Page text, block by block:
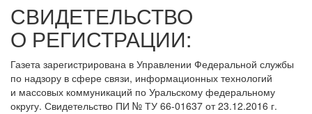
СВИДЕТЕЛЬСТВО
О РЕГИСТРАЦИИ:
Газета зарегистрирована в Управлении Федеральной службы
по надзору в сфере связи, информационных технологий
и массовых коммуникаций по Уральскому федеральному
округу. Свидетельство ПИ № ТУ 66-01637 от 23.12.2016 г.